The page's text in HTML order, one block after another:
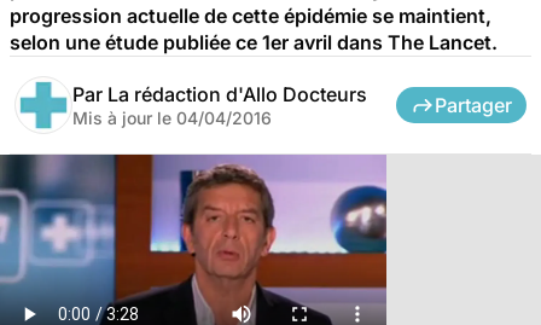
progression actuelle de cette épidémie se maintient,
selon une étude publiée ce 1er avril dans The Lancet.
Par La rédaction d'Allo Docteurs
Mis à jour le 04/04/2016
Partager